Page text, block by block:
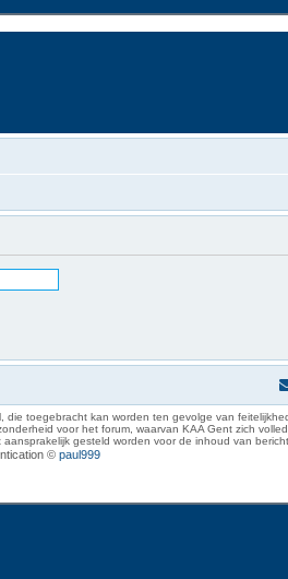
toegebracht kan worden ten gevolge van
voor het forum, waarvan KAA Gent zich
gesteld worden voor de inhoud van
© paul999